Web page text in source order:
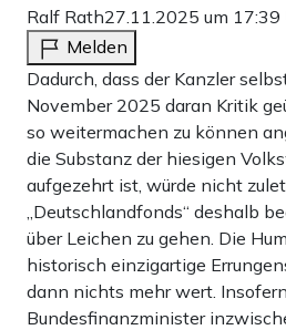
Ralf Rath27.11.2025 um 17:39
Melden
Dadurch, dass der Kanzler
November 2025 daran Kritik
so weitermachen zu können
die Substanz der hiesigen
aufgezehrt ist, würde nicht
„Deutschlandfonds“ deshalb
über Leichen zu gehen. Die
historisch einzigartige
dann nichts mehr wert.
Bundesfinanzminister